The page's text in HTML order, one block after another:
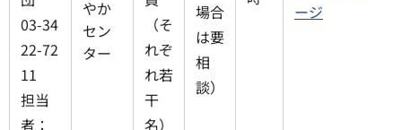
03-34
22-72
11
担当
者：
やか
セン
ター
（そ
れぞ
れ若
干
名）
場合
は要
相
談）
ージ